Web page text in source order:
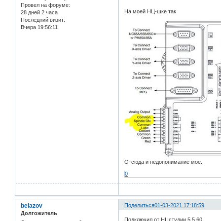
Провел на форуме:
28 дней 2 часа
Последний визит:
Вчера 19:56:11
На моей НЦ-шке так
Отсюда и недопонимание мое.
0
Поделиться01-03-2021 17:18:59
belazov
Долгожитель
Подключил от НЦстудии 5.5.60.